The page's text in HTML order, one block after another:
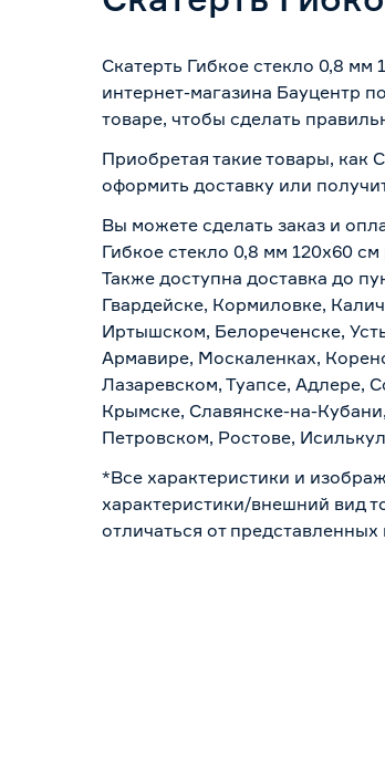
Скатерть Гибкое стекло 0,8 мм
интернет-магазина Бауцентр
товаре, чтобы сделать
Приобретая такие товары, как
оформить доставку или
Вы можете сделать заказ и
Гибкое стекло 0,8 мм 120х60
Также доступна доставка до
Гвардейске, Кормиловке,
Иртышском, Белореченске,
Армавире, Москаленках,
Лазаревском, Туапсе, Адлере,
Крымске, Славянске-на-
Петровском, Ростове,
*Все характеристики и
характеристики/внешний вид
отличаться от